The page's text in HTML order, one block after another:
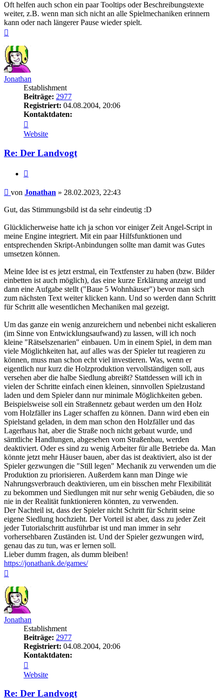
Oft helfen auch schon ein paar Tooltips oder Beschreibungstexte
weiter, z.B. wenn man sich nicht an alle Spielmechaniken erinnern
kann oder nach längerer Pause wieder spielt.
Jonathan
Establishment
Beiträge: 2977
Registriert: 04.08.2004, 20:06
Kontaktdaten:
von
Jonathan
Website
Re: Der Landvogt
Beitrag
von Jonathan » 28.02.2023, 22:43
Gut, das Stimmungsbild ist da sehr eindeutig :D
Glücklicherweise hatte ich ja schon vor einiger Zeit Angel-Script in
meine Engine integriert. Mit ein paar Hilfsfunktionen und
entsprechenden Skript-Anbindungen sollte man damit was Gutes
umsetzen können.
Meine Idee ist es jetzt erstmal, ein Textfenster zu haben (bzw. Bilder
einbetten ist auch möglich), das eine kurze Erklärung anzeigt und
dann eine Aufgabe stellt ("Baue 5 Wohnhäuser") bevor man sich
zum nächsten Text weiter klicken kann. Und so werden dann Schritt
für Schritt alle wesentlichen Mechaniken mal gezeigt.
Um das ganze ein wenig anzureichern und nebenbei nicht eskalieren
(im Sinne von Entwicklungsaufwand) zu lassen, will ich noch
kleine "Rätselszenarien" einbauen. Um in einem Spiel, in dem man
viele Möglichkeiten hat, auf alles was der Spieler tut reagieren zu
können, muss man schon echt viel investieren. Was, wenn er
eigentlich nur kurz die Holzproduktion vervollständigen soll, aus
versehen aber die halbe Siedlung abreißt? Stattdessen will ich in
vielen der Schritte einfach einen kleinen, sinnvollen Spielzustand
laden und dem Spieler dann nur minimale Möglichkeiten geben.
Beispielsweise soll ein Straßennetz gebaut werden um den Holz
vom Holzfäller ins Lager schaffen zu können. Dann wird eben ein
Spielstand geladen, in dem man schon den Holzfäller und das
Lagerhaus hat, aber die Straße noch nicht gebaut wurde, und
sämtliche Handlungen, abgesehen vom Straßenbau, werden
deaktiviert. Oder es sind zu wenig Arbeiter für alle Betriebe da. Man
könnte jetzt mehr Häuser bauen, aber das ist deaktiviert, also ist der
Spieler gezwungen die "Still legen" Mechanik zu verwenden um die
Produktion zu priorisieren. Außerdem kann man Dinge wie
Nahrungsverbrauch deaktivieren, um ein bisschen mehr Flexibilität
zu bekommen und Siedlungen mit nur sehr wenig Gebäuden, die so
nie in der Realität funktionieren könnten, zu verwenden.
Der Nachteil ist, dass der Spieler nicht Schritt für Schritt seine
eigene Siedlung hochzieht. Der Vorteil ist aber, dass zu jeder Zeit
jeder Tutorialschritt ausführbar ist und man immer in sehr
vorhersehbaren Zuständen ist. Und der Spieler gezwungen wird,
genau das zu tun, was er lernen soll.
Lieber dumm fragen, als dumm bleiben!
https://jonathank.de/games/
Jonathan
Establishment
Beiträge: 2977
Registriert: 04.08.2004, 20:06
Kontaktdaten:
von
Jonathan
Website
Re: Der Landvogt